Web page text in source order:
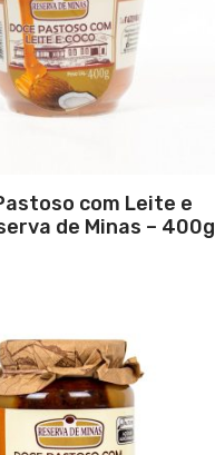
com Leite e
de Minas – 400g